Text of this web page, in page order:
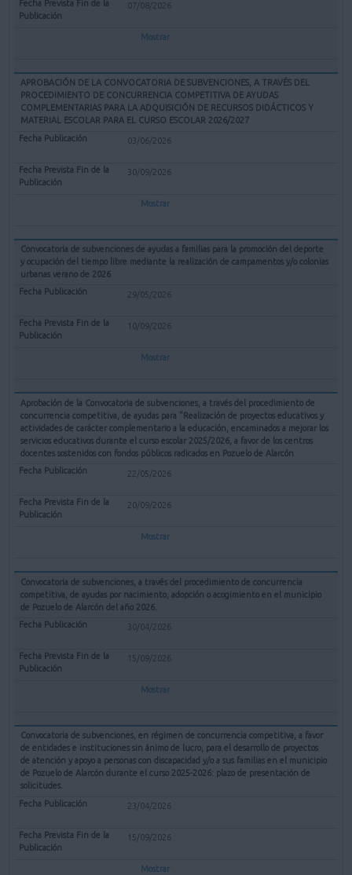
07/08/2026
Mostrar
APROBACIÓN DE LA CONVOCATORIA DE SUBVENCIONES, A TRAVÉS DEL
PROCEDIMIENTO DE CONCURRENCIA COMPETITIVA DE AYUDAS
COMPLEMENTARIAS PARA LA ADQUISICIÓN DE RECURSOS DIDÁCTICOS Y
MATERIAL ESCOLAR PARA EL CURSO ESCOLAR 2026/2027
03/06/2026
30/09/2026
Mostrar
Convocatoria de subvenciones de ayudas a familias para la promoción del deporte
y ocupación del tiempo libre mediante la realización de campamentos y/o colonias
urbanas verano de 2026
29/05/2026
10/09/2026
Mostrar
Aprobación de la Convocatoria de subvenciones, a través del procedimiento de
concurrencia competitiva, de ayudas para "Realización de proyectos educativos y
actividades de carácter complementario a la educación, encaminados a mejorar los
servicios educativos durante el curso escolar 2025/2026, a favor de los centros
docentes sostenidos con fondos públicos radicados en Pozuelo de Alarcón
22/05/2026
20/09/2026
Mostrar
Convocatoria de subvenciones, a través del procedimiento de concurrencia
competitiva, de ayudas por nacimiento, adopción o acogimiento en el municipio
de Pozuelo de Alarcón del año 2026.
30/04/2026
15/09/2026
Mostrar
Convocatoria de subvenciones, en régimen de concurrencia competitiva, a favor
de entidades e instituciones sin ánimo de lucro, para el desarrollo de proyectos
de atención y apoyo a personas con discapacidad y/o a sus familias en el municipio
de Pozuelo de Alarcón durante el curso 2025-2026: plazo de presentación de
solicitudes.
23/04/2026
15/09/2026
Mostrar